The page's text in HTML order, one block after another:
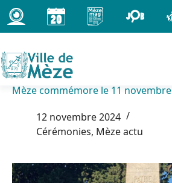
Passer
au
contenu
Mèze commémore le 11 novembre
12 novembre 2024
Cérémonies, Mèze actu